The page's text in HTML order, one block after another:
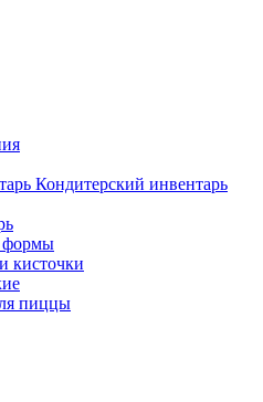
Кондитерский инвентарь
формы
кисточки
пиццы